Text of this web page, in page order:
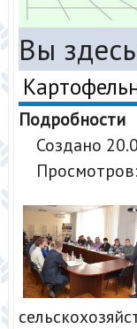
Вы
Подробности
Создано